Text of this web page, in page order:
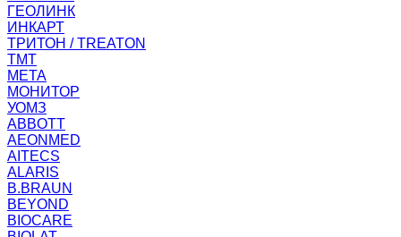
ГЕОЛИНК
ИНКАРТ
ТРИТОН / TREATON
ТМТ
МЕТА
МОНИТОР
УОМЗ
ABBOTT
AEONMED
AITECS
ALARIS
B.BRAUN
BEYOND
BIOCARE